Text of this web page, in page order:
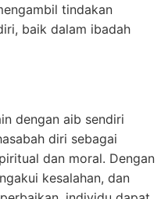
tindakan
baik dalam ibadah
dengan aib sendiri
diri sebagai
dan moral. Dengan
kesalahan, dan